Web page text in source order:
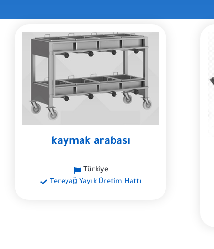
kaymak arabası
Türkiye
Tereyağ Yayık Üretim Hattı